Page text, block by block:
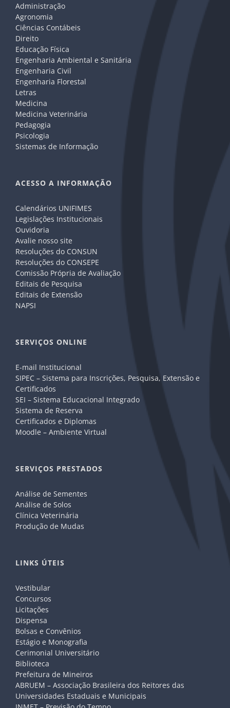
Administração
Agronomia
Ciências Contábeis
Direito
Educação Física
Engenharia Ambiental e Sanitária
Engenharia Civil
Engenharia Florestal
Letras
Medicina
Medicina Veterinária
Pedagogia
Psicologia
Sistemas de Informação
ACESSO A INFORMAÇÃO
Calendários UNIFIMES
Legislações Institucionais
Ouvidoria
Avalie nosso site
Resoluções do CONSUN
Resoluções do CONSEPE
Comissão Própria de Avaliação
Editais de Pesquisa
Editais de Extensão
NAPSI
SERVIÇOS ONLINE
E-mail Institucional
SIPEC – Sistema para Inscrições, Pesquisa, Extensão e
Certificados
SEI – Sistema Educacional Integrado
Sistema de Reserva
Certificados e Diplomas
Moodle – Ambiente Virtual
SERVIÇOS PRESTADOS
Análise de Sementes
Análise de Solos
Clínica Veterinária
Produção de Mudas
LINKS ÚTEIS
Vestibular
Concursos
Licitações
Dispensa
Bolsas e Convênios
Estágio e Monografia
Cerimonial Universitário
Biblioteca
Prefeitura de Mineiros
ABRUEM – Associação Brasileira dos Reitores das
Universidades Estaduais e Municipais